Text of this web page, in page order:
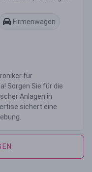
Firmenwagen
für
Sorgen Sie für die
Anlagen in
sichert eine